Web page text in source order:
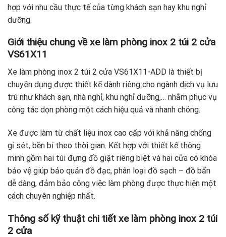
hợp với nhu cầu thực tế của từng khách sạn hay khu nghỉ
dưỡng.
Giới thiệu chung về xe làm phòng inox 2 túi 2 cửa
VS61X11
Xe làm phòng inox 2 túi 2 cửa VS61X11-ADD là thiết bị
chuyên dụng được thiết kế dành riêng cho ngành dịch vụ lưu
trú như khách sạn, nhà nghỉ, khu nghỉ dưỡng,… nhằm phục vụ
công tác dọn phòng một cách hiệu quả và nhanh chóng.
Xe được làm từ chất liệu inox cao cấp với khả năng chống
gỉ sét, bền bỉ theo thời gian. Kết hợp với thiết kế thông
minh gồm hai túi đựng đồ giặt riêng biệt và hai cửa có khóa
bảo vệ giúp bảo quản đồ đạc, phân loại đồ sạch – đồ bẩn
dễ dàng, đảm bảo công việc làm phòng được thực hiện một
cách chuyên nghiệp nhất.
Thông số kỹ thuật chi tiết xe làm phòng inox 2 túi
2 cửa